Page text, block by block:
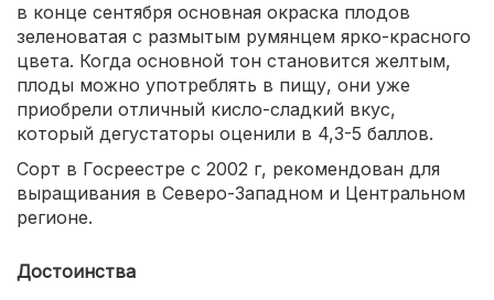
в конце сентября основная окраска плодов
зеленоватая с размытым румянцем ярко-красного
цвета. Когда основной тон становится желтым,
плоды можно употреблять в пищу, они уже
приобрели отличный кисло-сладкий вкус,
который дегустаторы оценили в 4,3-5 баллов.
Сорт в Госреестре с 2002 г, рекомендован для
выращивания в Северо-Западном и Центральном
регионе.
Достоинства